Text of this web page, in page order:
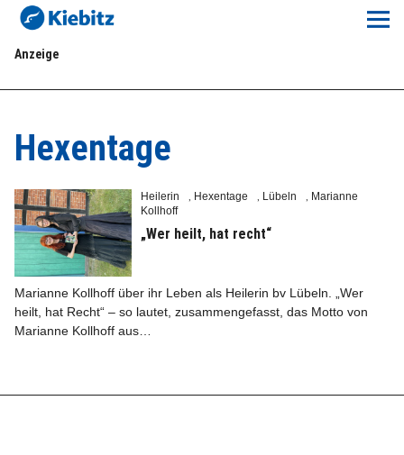
Kiebitz-Online
Veranstaltungskalender
Anzeigenpreise
Meine Region Online
Elbeflirt
Anzeige
Hexentage
Heilerin Hexentage Lübeln
Marianne
Kollhoff
„Wer heilt, hat recht“
Marianne Kollhoff über ihr Leben als Heilerin bv Lübeln. „Wer
heilt, hat Recht“ – so lautet, zusammengefasst, das Motto von
Marianne Kollhoff aus…